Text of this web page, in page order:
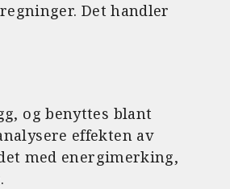
Det handler
og benyttes blant
effekten av
med energimerking,